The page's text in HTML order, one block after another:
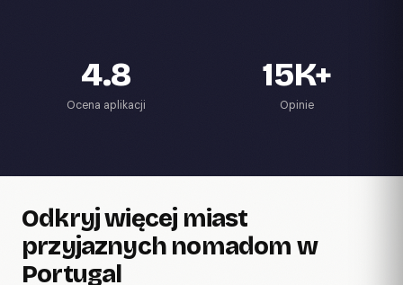
4.8
Ocena aplikacji
15K+
Opinie
Odkryj więcej miast
przyjaznych nomadom w
Portugal